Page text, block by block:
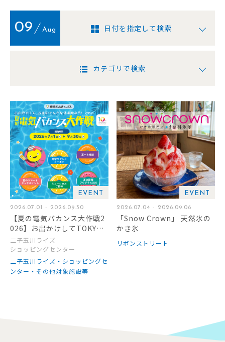
09 Aug 日付を指定して検索
カテゴリで検索
EVENT
2026.07.01 - 2026.09.30
【夏の電気バカンス大作戦2
026】お出かけしてTOKYU
POINTをもらおう！
二子玉川ライズ
ショッピングセンター
二子玉川ライズ・ショッピングセ
ンター・その他対象施設等
EVENT
2026.07.04 - 2026.09.06
「Snow Crown」 天然氷の
かき氷
リボンストリート